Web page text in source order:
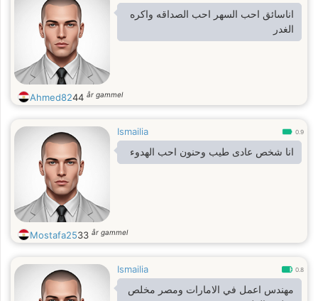
اناسائق احب السهر احب الصداقه واكره
الغدر
Ahmed8244 år gammel
Ismailia 0.9
انا شخص عادى طيب وحنون احب الهدوء
Mostafa2533 år gammel
Ismailia 0.8
مهندس اعمل في الامارات ومصر مخلص